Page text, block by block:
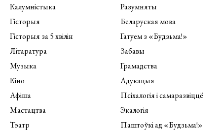
Калумністыка
Гісторыя
Гісторыя за 5 хвілін
Літаратура
Музыка
Кіно
Афіша
Мастацтва
Тэатр
Разумняты
Беларуская мова
Гатуем з «Будзьма!»
Забавы
Грамадства
Адукацыя
Псіхалогія і самаразвіццё
Экалогія
Паштоўкі ад «Будзьма!»